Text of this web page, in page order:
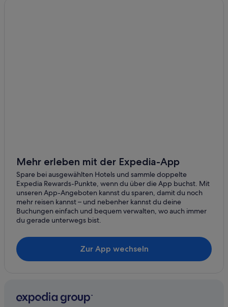
Mehr erleben mit der Expedia-App
Spare bei ausgewählten Hotels und sammle doppelte
Expedia Rewards-Punkte, wenn du über die App buchst. Mit
unseren App-Angeboten kannst du sparen, damit du noch
mehr reisen kannst – und nebenher kannst du deine
Buchungen einfach und bequem verwalten, wo auch immer
du gerade unterwegs bist.
Zur App wechseln